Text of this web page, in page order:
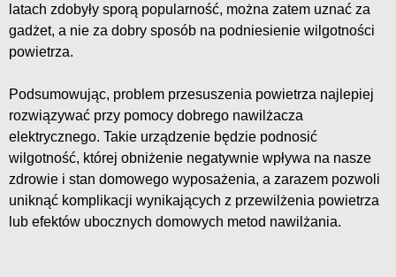
latach zdobyły sporą popularność, można zatem uznać za
gadżet, a nie za dobry sposób na podniesienie wilgotności
powietrza.
Podsumowując, problem przesuszenia powietrza najlepiej
rozwiązywać przy pomocy dobrego nawilżacza
elektrycznego. Takie urządzenie będzie podnosić
wilgotność, której obniżenie negatywnie wpływa na nasze
zdrowie i stan domowego wyposażenia, a zarazem pozwoli
uniknąć komplikacji wynikających z przewilżenia powietrza
lub efektów ubocznych domowych metod nawilżania.